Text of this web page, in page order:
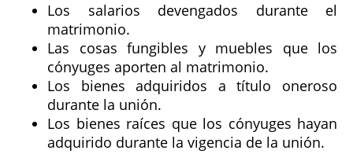
Los salarios devengados durante el
matrimonio.
Las cosas fungibles y muebles que los
cónyuges aporten al matrimonio.
Los bienes adquiridos a título oneroso
durante la unión.
Los bienes raíces que los cónyuges hayan
adquirido durante la vigencia de la unión.